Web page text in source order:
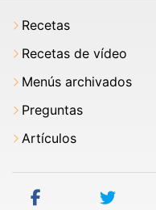
Recetas
Recetas de vídeo
Menús archivados
Preguntas
Artículos
facebook twitter